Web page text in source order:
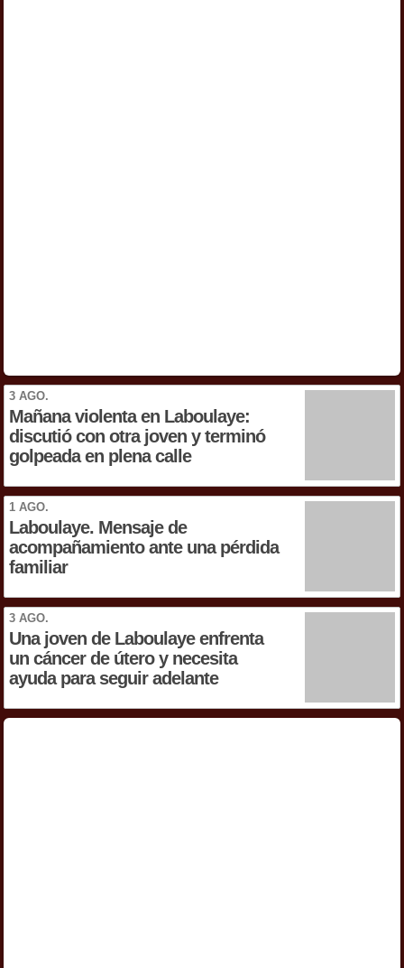
3 AGO.
Mañana violenta en Laboulaye:
discutió con otra joven y terminó
golpeada en plena calle
1 AGO.
Laboulaye. Mensaje de
acompañamiento ante una pérdida
familiar
3 AGO.
Una joven de Laboulaye enfrenta
un cáncer de útero y necesita
ayuda para seguir adelante